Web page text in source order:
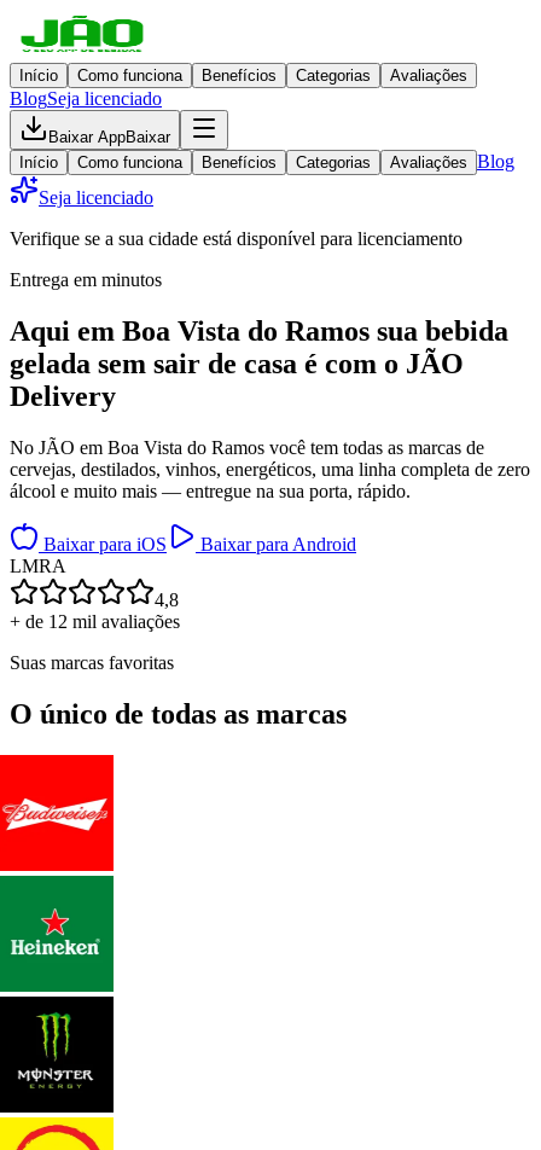
Início Como funciona Benefícios Categorias Avaliações
BlogSeja licenciado
Baixar AppBaixar
Início
Como funciona Benefícios Categorias Avaliações Blog
Seja licenciado
Verifique se a sua cidade está disponível para licenciamento
Entrega em minutos
Aqui em Boa Vista do Ramos sua bebida
gelada sem sair de casa é com o JÃO
Delivery
No JÃO em Boa Vista do Ramos você tem todas as marcas de
cervejas, destilados, vinhos, energéticos, uma linha completa de zero
álcool e muito mais — entregue na sua porta, rápido.
Baixar para iOS
Baixar para Android
LMRA
4,8
+ de 12 mil avaliações
Suas marcas favoritas
O único de todas as marcas